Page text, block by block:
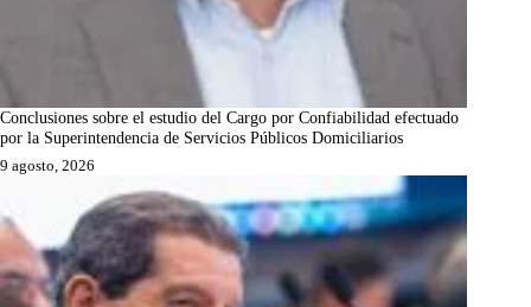
Conclusiones sobre el estudio del Cargo por Confiabilidad efectuado
por la Superintendencia de Servicios Públicos Domiciliarios
9 agosto, 2026